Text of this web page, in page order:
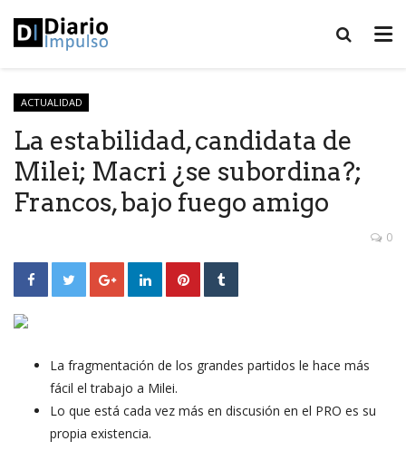
ACTUALIDAD
La estabilidad, candidata de
Milei; Macri ¿se subordina?;
Francos, bajo fuego amigo
0
La fragmentación de los grandes partidos le hace más
fácil el trabajo a Milei.
Lo que está cada vez más en discusión en el PRO es su
propia existencia.